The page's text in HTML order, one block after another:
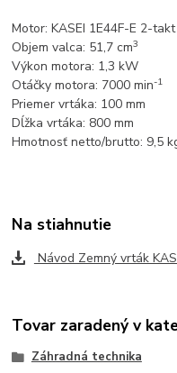
Motor: KASEI 1E44F-E 2-takt
Objem valca: 51,7 cm3
Výkon motora: 1,3 kW
Otáčky motora: 7000 min-1
Priemer vrtáka: 100 mm
Dĺžka vrtáka: 800 mm
Hmotnosť netto/brutto: 9,5
Na stiahnutie
Návod Zemný vrták
Tovar zaradený v
Záhradná technika